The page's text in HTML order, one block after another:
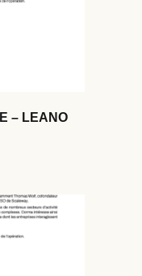
– LEANO